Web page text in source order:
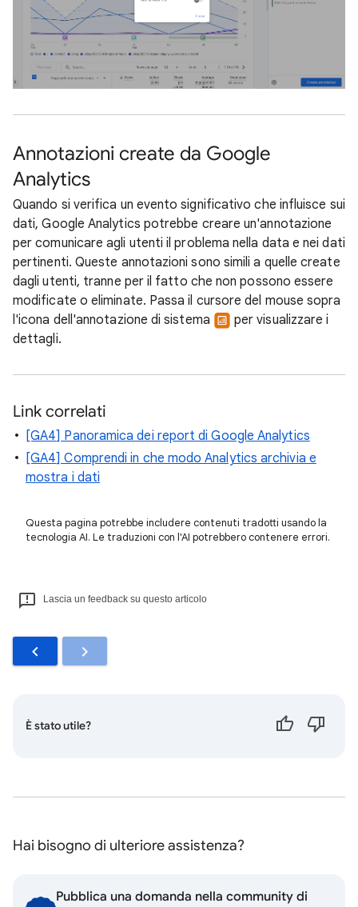
Annotazioni create da Google
Analytics
Quando si verifica un evento significativo che influisce sui
dati, Google Analytics potrebbe creare un'annotazione
per comunicare agli utenti il problema nella data e nei dati
pertinenti. Queste annotazioni sono simili a quelle create
dagli utenti, tranne per il fatto che non possono essere
modificate o eliminate. Passa il cursore del mouse sopra
l'icona dell'annotazione di sistema
per visualizzare i
dettagli.
Link correlati
[GA4] Panoramica dei report di Google Analytics
[GA4] Comprendi in che modo Analytics archivia e
mostra i dati
Questa pagina potrebbe includere contenuti tradotti usando la
tecnologia AI. Le traduzioni con l'AI potrebbero contenere errori.
Lascia un feedback su questo articolo
È stato utile?
Hai bisogno di ulteriore assistenza?
Pubblica una domanda nella community di